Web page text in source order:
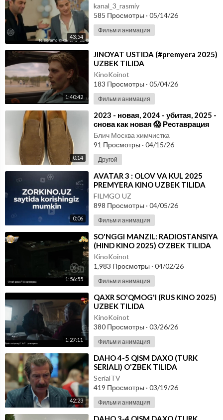
43:54
kanal_3_rasmiy
585 Просмотры · 05/14/26
Фильм и анимация
1:40:42
⁣JINOYAT USTIDA (#premyera 2025)
UZBEK TILIDA
KinoKoinot
183 Просмотры · 05/04/26
Фильм и анимация
0:14
⁣2023 - новая, 2024 - убитая, 2025 -
снова как новая 😱 Реставрация
обуви. Качественный ремонт
Блич Москва химчистка
91 Просмотры · 04/15/26
Другой
0:06
⁣AVATAR 3 : OLOV VA KUL 2025
PREMYERA KINO UZBEK TILIDA
FILMGO UZ
898 Просмотры · 04/05/26
Фильм и анимация
1:56:55
⁣SO'NGGI MANZIL: RADIOSTANSIYA
(HIND KINO 2025) O'ZBEK TILIDA
KinoKoinot
1,983 Просмотры · 04/02/26
Фильм и анимация
1:27:11
⁣QAXR SO'QMOG'I (RUS KINO 2025)
UZBEK TILIDA
KinoKoinot
380 Просмотры · 03/26/26
Фильм и анимация
42:23
⁣DAHO 4-5 QISM DAXO (TURK
SERIALI) O'ZBEK TILIDA
SerialTV
419 Просмотры · 03/19/26
Фильм и анимация